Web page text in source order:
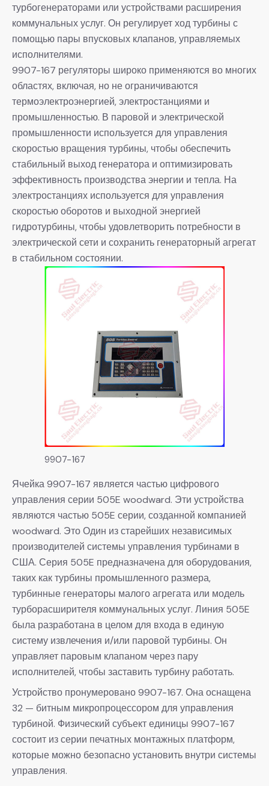
турбогенераторами или устройствами расширения
коммунальных услуг. Он регулирует ход турбины с
помощью пары впусковых клапанов, управляемых
исполнителями.
9907-167 регуляторы широко применяются во многих
областях, включая, но не ограничиваются
термоэлектроэнергией, электростанциями и
промышленностью. В паровой и электрической
промышленности используется для управления
скоростью вращения турбины, чтобы обеспечить
стабильный выход генератора и оптимизировать
эффективность производства энергии и тепла. На
электростанциях используется для управления
скоростью оборотов и выходной энергией
гидротурбины, чтобы удовлетворить потребности в
электрической сети и сохранить генераторный агрегат
в стабильном состоянии.
9907-167
Ячейка 9907-167 является частью цифрового
управления серии 505E woodward. Эти устройства
являются частью 505E серии, созданной компанией
woodward. Это Один из старейших независимых
производителей системы управления турбинами в
США. Серия 505E предназначена для оборудования,
таких как турбины промышленного размера,
турбинные генераторы малого агрегата или модель
турборасширителя коммунальных услуг. Линия 505E
была разработана в целом для входа в единую
систему извлечения и/или паровой турбины. Он
управляет паровым клапаном через пару
исполнителей, чтобы заставить турбину работать.
Устройство пронумеровано 9907-167. Она оснащена
32 — битным микропроцессором для управления
турбиной. Физический субъект единицы 9907-167
состоит из серии печатных монтажных платформ,
которые можно безопасно установить внутри системы
управления.